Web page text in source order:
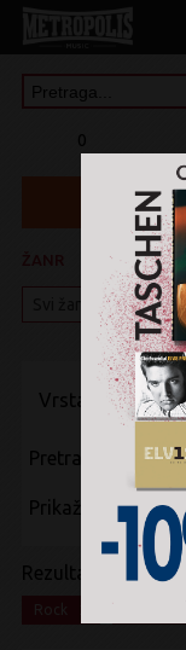
0
Vrsta pregleda:
Pretraži po:
Prikaži po:
Rezultati pretrage: